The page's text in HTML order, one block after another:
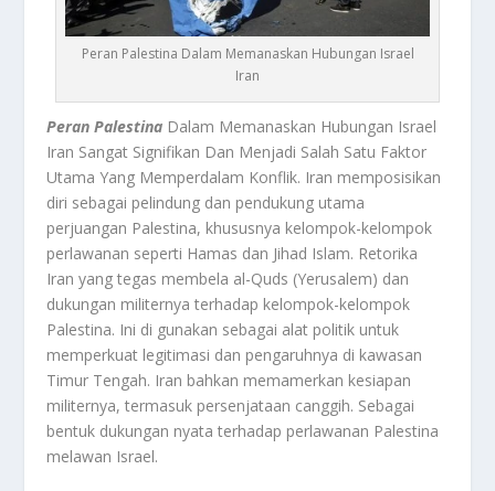
Peran Palestina Dalam Memanaskan Hubungan Israel
Iran
Peran Palestina Dalam Memanaskan Hubungan Israel
Iran Sangat Signifikan Dan Menjadi Salah Satu Faktor
Utama Yang Memperdalam Konflik. Iran memposisikan
diri sebagai pelindung dan pendukung utama
perjuangan Palestina, khususnya kelompok-kelompok
perlawanan seperti Hamas dan Jihad Islam. Retorika
Iran yang tegas membela al-Quds (Yerusalem) dan
dukungan militernya terhadap kelompok-kelompok
Palestina. Ini di gunakan sebagai alat politik untuk
memperkuat legitimasi dan pengaruhnya di kawasan
Timur Tengah. Iran bahkan memamerkan kesiapan
militernya, termasuk persenjataan canggih. Sebagai
bentuk dukungan nyata terhadap perlawanan Palestina
melawan Israel.